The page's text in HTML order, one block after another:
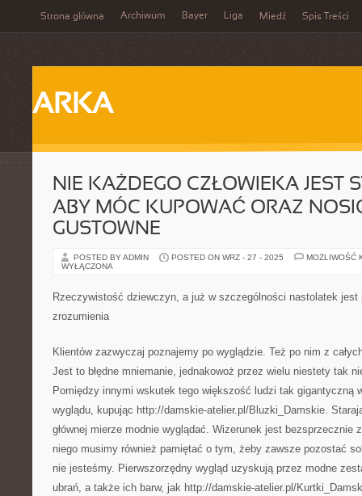
Strona główna Archiwum Bayer Liga Miedź Spis Treści
ARKA
NIE KAŻDEGO CZŁOWIEKA JEST
ABY MÓC KUPOWAĆ ORAZ
GUSTOWNE
POSTED BY ADMIN POSTED ON WRZ - 27 - 2025
MOŻLIWOŚĆ
WYŁĄCZONA
Rzeczywistość dziewczyn, a już w szczególności nastolatek
zrozumienia
Klientów zazwyczaj poznajemy po wyglądzie. Też po nim z
Jest to błędne mniemanie, jednakowoż przez wielu niestety tak
Pomiędzy innymi wskutek tego większość ludzi tak gigantyczną
wyglądu, kupując http://damskie-atelier.pl/Bluzki_Damskie.
głównej mierze modnie wyglądać. Wizerunek jest bezsprzecznie
niego musimy również pamiętać o tym, żeby zawsze pozostać
nie jesteśmy. Pierwszorzędny wygląd uzyskują przez modne
ubrań, a także ich barw, jak http://damskie-atelier.pl/